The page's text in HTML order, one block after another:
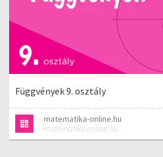
Függvények 9. osztály
matematika-online.hu
matematika-online.hu